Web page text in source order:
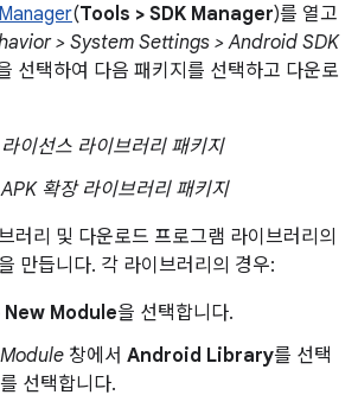
(Tools > SDK Manager)를 열고
> System Settings > Android SDK
선택하여 다음 패키지를 선택하고 다운로
이선스 라이브러리 패키지
확장 라이브러리 패키지
러리 및 다운로드 프로그램 라이브러리의
만듭니다. 각 라이브러리의 경우:
New Module을 선택합니다.
창에서 Android Library를 선택
를 선택합니다.